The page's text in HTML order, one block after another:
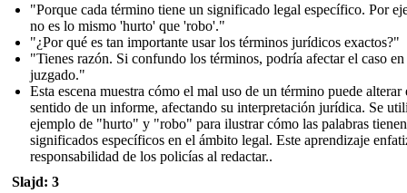
"Porque cada término tiene un significado legal específico. Por
no es lo mismo 'hurto' que 'robo'."
"¿Por qué es tan importante usar los términos jurídicos exactos?"
"Tienes razón. Si confundo los términos, podría afectar el caso en
juzgado."
Esta escena muestra cómo el mal uso de un término puede alterar
sentido de un informe, afectando su interpretación jurídica. Se
ejemplo de "hurto" y "robo" para ilustrar cómo las palabras tienen
significados específicos en el ámbito legal. Este aprendizaje
responsabilidad de los policías al redactar..
Slajd: 3